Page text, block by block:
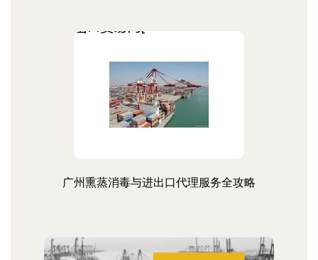
广州熏蒸消毒与进出口代理服务全攻略